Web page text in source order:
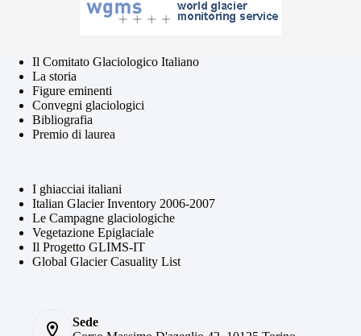
Il Comitato Glaciologico Italiano
La storia
Figure eminenti
Convegni glaciologici
Bibliografia
Premio di laurea
I ghiacciai italiani
Italian Glacier Inventory 2006-2007
Le Campagne glaciologiche
Vegetazione Epiglaciale
Il Progetto GLIMS-IT
Global Glacier Casuality List
Sede